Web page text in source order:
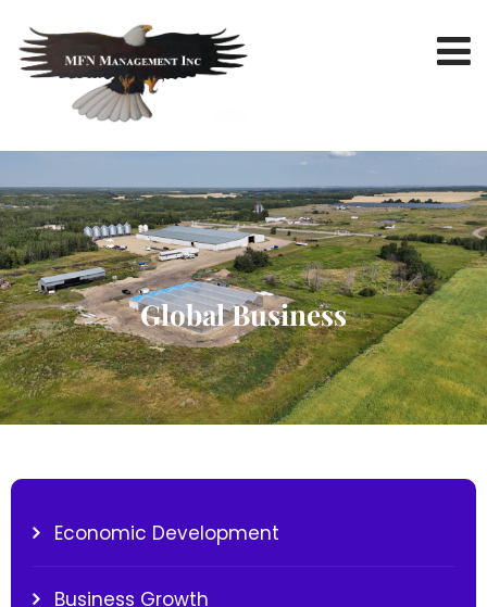
Global Business
Economic Development
Business Growth